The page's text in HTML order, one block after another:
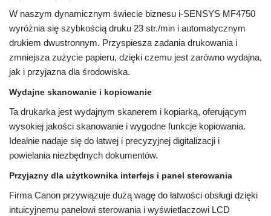
W naszym dynamicznym świecie biznesu i-SENSYS MF4750
wyróżnia się szybkością druku 23 str./min i automatycznym
drukiem dwustronnym. Przyspiesza zadania drukowania i
zmniejsza zużycie papieru, dzięki czemu jest zarówno wydajna,
jak i przyjazna dla środowiska.
Wydajne skanowanie i kopiowanie
Ta drukarka jest wydajnym skanerem i kopiarką, oferującym
wysokiej jakości skanowanie i wygodne funkcje kopiowania.
Idealnie nadaje się do łatwej i precyzyjnej digitalizacji i
powielania niezbędnych dokumentów.
Przyjazny dla użytkownika interfejs i panel sterowania
Firma Canon przywiązuje dużą wagę do łatwości obsługi dzięki
intuicyjnemu panelowi sterowania i wyświetlaczowi LCD